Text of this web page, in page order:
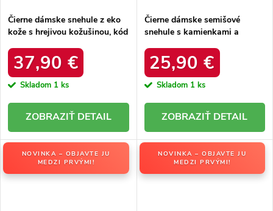
Čierne dámske snehule z eko
kože s hrejivou kožušinou, kód
BLACK
37,90 €
Skladom 1 ks
DETAIL
Čierne dámske semišové
snehule s kamienkami a
W8009 BLACK
25,90 €
Skladom 1 ks
DETAIL
NOVINKA – OBJAVTE JU
MEDZI PRVÝMI!
NOVINKA – OBJAVTE JU
MEDZI PRVÝMI!